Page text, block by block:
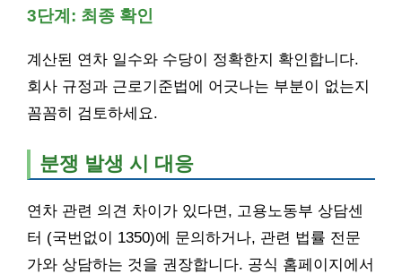
3단계: 최종 확인
계산된 연차 일수와 수당이 정확한지 확인합니다.
회사 규정과 근로기준법에 어긋나는 부분이 없는지
꼼꼼히 검토하세요.
분쟁 발생 시 대응
연차 관련 의견 차이가 있다면, 고용노동부 상담센
터 (국번없이 1350)에 문의하거나, 관련 법률 전문
가와 상담하는 것을 권장합니다. 공식 홈페이지에서